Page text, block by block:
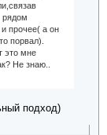
рядом
прочее( а он
порвал).
это мне
Не знаю..
подход)